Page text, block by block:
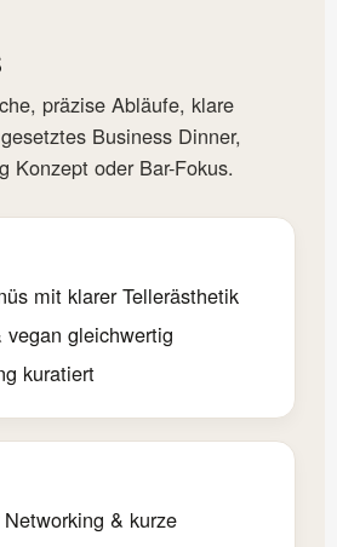
präzise Abläufe, klare
Business Dinner,
Konzept oder Bar-Fokus.
mit klarer Tellerästhetik
vegan gleichwertig
kuratiert
& kurze